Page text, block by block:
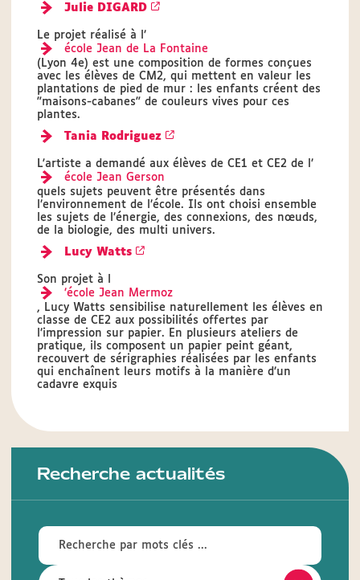
Julie DIGARD
Le projet réalisé à l’
école Jean de La Fontaine
(Lyon 4e) est une composition de formes conçues
avec les élèves de CM2, qui mettent en valeur les
plantations de pied de mur : les enfants créent des
"maisons-cabanes" de couleurs vives pour ces
plantes.
Tania Rodriguez
L'artiste a demandé aux élèves de CE1 et CE2 de l’
école Jean Gerson
quels sujets peuvent être présentés dans
l’environnement de l’école. Ils ont choisi ensemble
les sujets de l’énergie, des connexions, des nœuds,
de la biologie, des multi univers.
Lucy Watts
Son projet à l
’école Jean Mermoz
, Lucy Watts sensibilise naturellement les élèves en
classe de CE2 aux possibilités offertes par
l’impression sur papier. En plusieurs ateliers de
pratique, ils composent un papier peint géant,
recouvert de sérigraphies réalisées par les enfants
qui enchaînent leurs motifs à la manière d’un
cadavre exquis
Recherche actualités